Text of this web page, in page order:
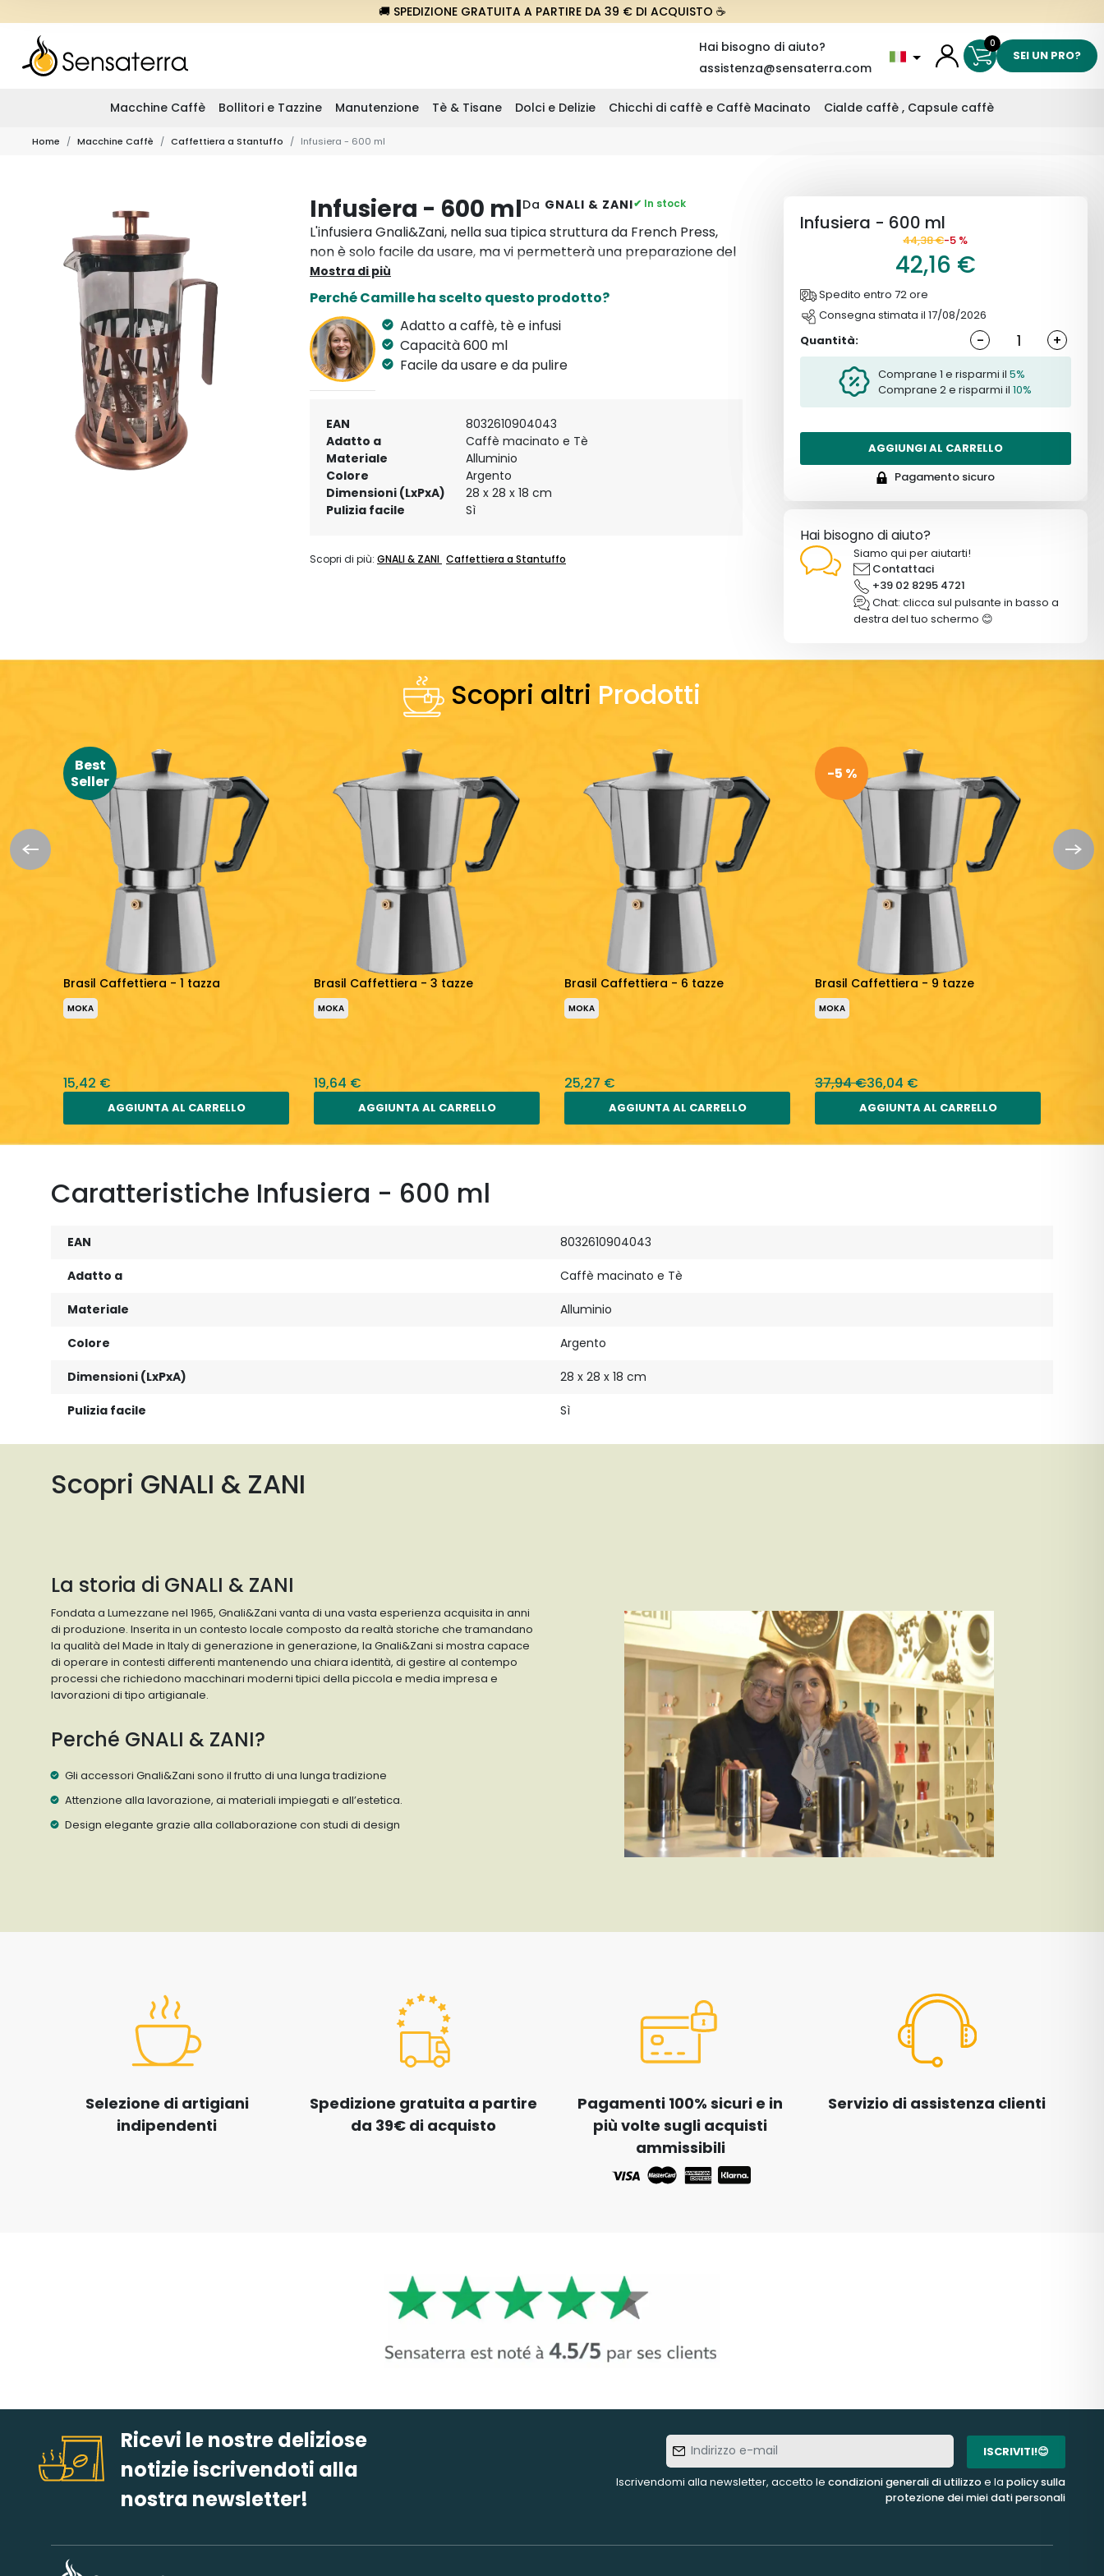
🚚 SPEDIZIONE GRATUITA A PARTIRE DA 39 € DI ACQUISTO ☕
Hai bisogno di aiuto?
assistenza@sensaterra.com
0
SEI UN PRO?
Macchine Caffè Bollitori e Tazzine Manutenzione Tè & Tisane Dolci e Delizie Chicchi di caffè e Caffè Macinato Cialde caffè , Capsule caffè
Home Macchine Caffè Caffettiera a Stantuffo Infusiera - 600 ml
Infusiera - 600 mlDa GNALI & ZANI✔ In stock
L'infusiera Gnali&Zani, nella sua tipica struttura da French Press,
non è solo facile da usare, ma vi permetterà una preparazione del
caffè tradizionale e del tè con piacere e rapidità. Adatta per tè ed
infusi o per caffè macinato.
Mostra di più
Perché Camille ha scelto questo prodotto?
Adatto a caffè, tè e infusi
Capacità 600 ml
Facile da usare e da pulire
EAN
8032610904043
Adatto a
Caffè macinato e Tè
Materiale
Alluminio
Colore
Argento
Dimensioni (LxPxA)
28 x 28 x 18 cm
Pulizia facile
Sì
Scopri di più: GNALI & ZANI Caffettiera a Stantuffo
Infusiera - 600 ml
44,38 €-5 %
42,16 €
Spedito entro 72 ore
Consegna stimata il 17/08/2026
Quantità:
- +
Comprane 1 e risparmi il5%
Comprane 2 e risparmi il10%
AGGIUNGI AL CARRELLO
Pagamento sicuro
Hai bisogno di aiuto?
Siamo qui per aiutarti!
Contattaci
+39 02 8295 4721
Chat: clicca sul pulsante in basso a
destra del tuo schermo 😊
Scopri altri Prodotti
Best
Seller
Brasil Caffettiera - 1 tazza
MOKA
15,42 €
AGGIUNTA AL CARRELLO
Brasil Caffettiera - 3 tazze
MOKA
19,64 €
AGGIUNTA AL CARRELLO
Brasil Caffettiera - 6 tazze
MOKA
25,27 €
AGGIUNTA AL CARRELLO
-5 %
Brasil Caffettiera - 9 tazze
MOKA
37,94 €36,04 €
AGGIUNTA AL CARRELLO
Caratteristiche Infusiera - 600 ml
EAN 8032610904043
Adatto a Caffè macinato e Tè
Materiale Alluminio
Colore Argento
Dimensioni (LxPxA) 28 x 28 x 18 cm
Pulizia facile Sì
Scopri GNALI & ZANI
La storia di GNALI & ZANI
Fondata a Lumezzane nel 1965, Gnali&Zani vanta di una vasta esperienza acquisita in anni
di produzione. Inserita in un contesto locale composto da realtà storiche che tramandano
la qualità del Made in Italy di generazione in generazione, la Gnali&Zani si mostra capace
di operare in contesti differenti mantenendo una chiara identità, di gestire al contempo
processi che richiedono macchinari moderni tipici della piccola e media impresa e
lavorazioni di tipo artigianale.
Perché GNALI & ZANI?
Gli accessori Gnali&Zani sono il frutto di una lunga tradizione
Attenzione alla lavorazione, ai materiali impiegati e all’estetica.
Design elegante grazie alla collaborazione con studi di design
Selezione di artigiani
indipendenti
Spedizione gratuita a partire
da 39€ di acquisto
Pagamenti 100% sicuri e in
più volte sugli acquisti
ammissibili
Servizio di assistenza clienti
Ricevi le nostre deliziose
notizie iscrivendoti alla
nostra newsletter!
Indirizzo
e-mail
ISCRIVITI!😊
Iscrivendomi alla newsletter, accetto le condizioni generali di utilizzoe la policy sulla
protezione dei miei dati personali